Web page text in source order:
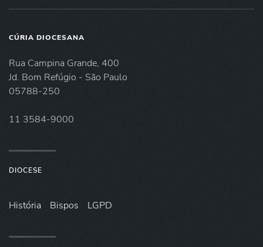
CÚRIA DIOCESANA
Rua Campina Grande, 400
Jd. Bom Refúgio - São Paulo
05788-250
11 3584-9000
DIOCESE
História Bispos LGPD